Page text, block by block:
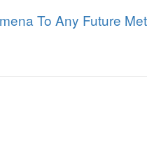
To Any Future